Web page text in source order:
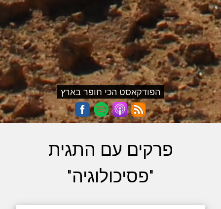
הפודקאסט הכי חופר בארץ
פרקים עם התגית
"פסיכולוגיה"